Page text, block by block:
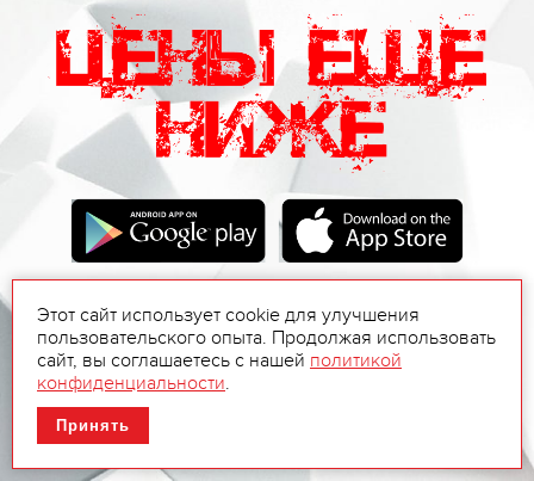
Этот сайт использует cookie для улучшения
пользовательского опыта. Продолжая использовать
сайт, вы соглашаетесь с нашей политикой
конфиденциальности.
Принять